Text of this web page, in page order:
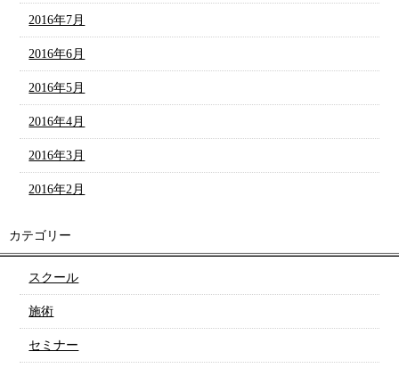
2016年7月
2016年6月
2016年5月
2016年4月
2016年3月
2016年2月
カテゴリー
スクール
施術
セミナー